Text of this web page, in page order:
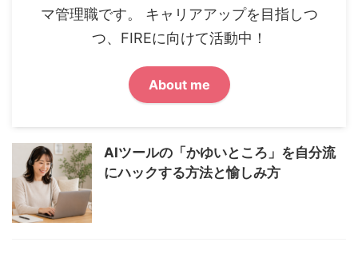
マ管理職です。 キャリアアップを目指しつ
つ、FIREに向けて活動中！
About me
AIツールの「かゆいところ」を自分流
にハックする方法と愉しみ方